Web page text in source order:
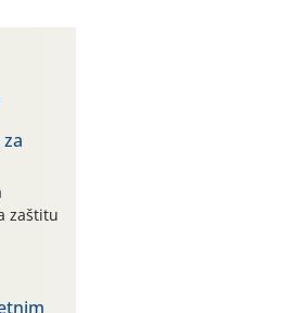
zaštitu
i